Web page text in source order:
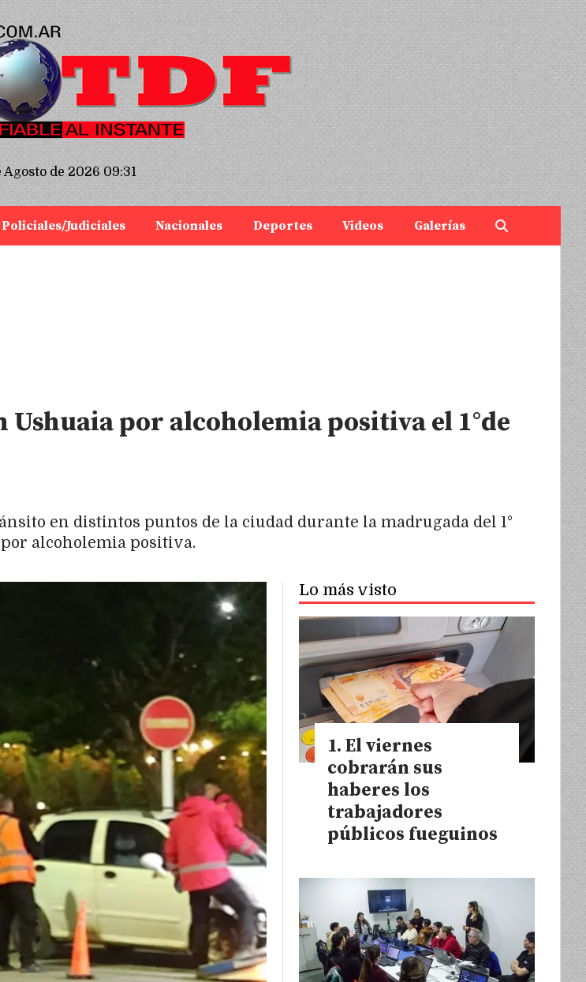
Agosto de 2026 09:31
Policiales/Judiciales Nacionales Deportes Videos Galerías
por alcoholemia positiva el 1°de
en distintos puntos de la ciudad durante la madrugada del 1°
alcoholemia positiva.
Lo más visto
El viernes
cobrarán sus
haberes los
trabajadores
públicos fueguinos